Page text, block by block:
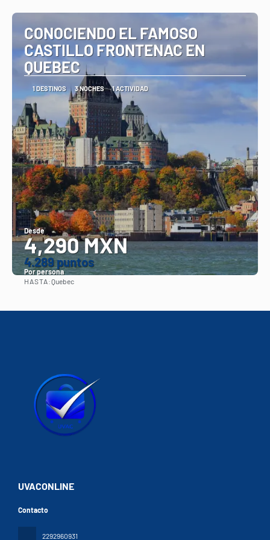
CONOCIENDO EL FAMOSO
CASTILLO FRONTENAC EN
QUEBEC
1 DESTINOS 3 NOCHES 1 ACTIVIDAD
Desde
4,290 MXN
4.289 puntos
Por persona
HASTA:Quebec
UVACONLINE
Contacto
2292960931